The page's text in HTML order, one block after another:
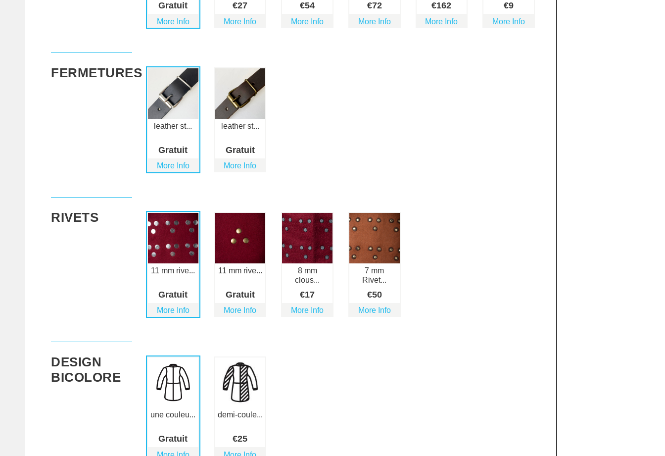
Gratuit
More Info
€27
More Info
€54
More Info
€72
More Info
€162
More Info
€9
More Info
FERMETURES
leather st...
Gratuit
More Info
leather st...
Gratuit
More Info
RIVETS
11 mm rive...
Gratuit
More Info
11 mm rive...
Gratuit
More Info
8 mm
clous...
€17
More Info
7 mm
Rivet...
€50
More Info
DESIGN
BICOLORE
une couleu...
Gratuit
demi-coule...
€25